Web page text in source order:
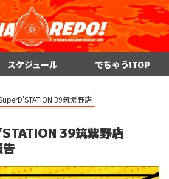
スケジュール でちゃう!TOP
39筑紫野店
39筑紫野店